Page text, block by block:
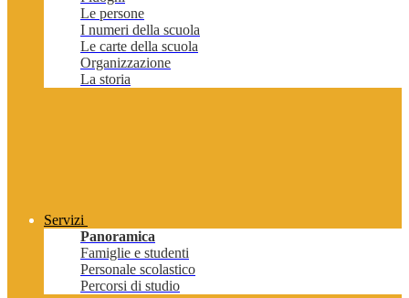
Le persone
I numeri della scuola
Le carte della scuola
Organizzazione
La storia
Servizi
Panoramica
Famiglie e studenti
Personale scolastico
Percorsi di studio